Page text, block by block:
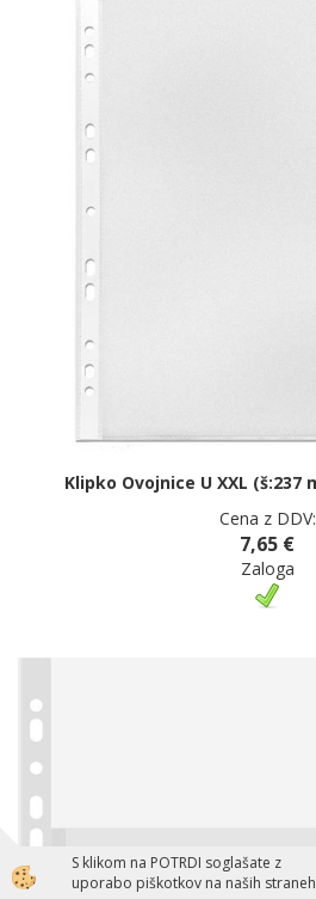
Klipko Ovojnice U XXL (š:237
Cena z DDV:
7,65 €
Zaloga
S klikom na POTRDI soglašate z
uporabo piškotkov na naših